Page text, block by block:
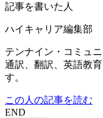
記事を書いた人
ハイキャリア編集部
テンナイン・コミュ
通訳、翻訳、英語教
す。
この人の記事を読む
END